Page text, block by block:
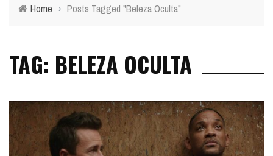
Home › Posts Tagged "Beleza Oculta"
TAG: BELEZA OCULTA